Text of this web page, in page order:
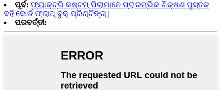
ପୂର୍ବ: ଫ୍ୟାକ୍ଟ୍ରି କଷ୍ଟମ୍ ପିଲାମାନେ ପ୍ରାରମ୍ଭିକ ଶିକ୍ଷଣ ପୁସ୍ତକ
ବହି ବୋର୍ଡ ଫ୍ଲାପ୍ ବୁକ୍ ପ୍ରିଣ୍ଟିଙ୍ଗ୍ |
ପରବର୍ତ୍ତୀ: